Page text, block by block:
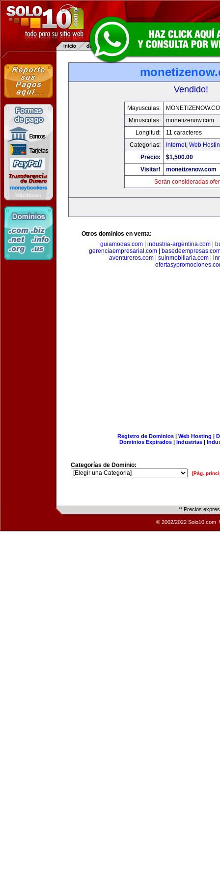
Vendido!
Mayusculas:
Minusculas:
monetizenow.com
Longitud:
11 caracteres
Categorias:
Internet, Web
Precio:
$1,500.00
Visitar!
monetizenow.com
Serán consideradas
Otros dominios en venta:
guiamodas.com| industria-argentina.com|
gerenciaempresarial.com|
aventureros.com| suinmobiliaria.com|
Registro de Dominios| Web Hosting |
Dominios Expirados | Industrias |
Categorías de Dominio:
[Pág.
** Precios
© 2002/2022 Solo10.com